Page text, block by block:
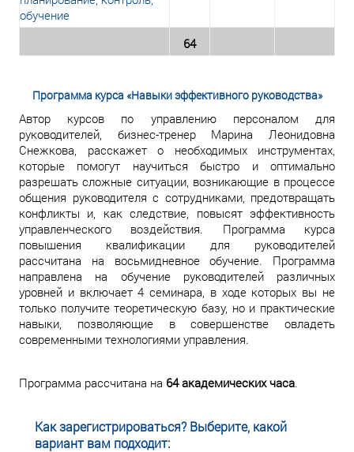
обучение
64
Программа курса «Навыки эффективного руководства»
Автор курсов по управлению персоналом для
руководителей, бизнес-тренер Марина Леонидовна
Снежкова, расскажет о необходимых инструментах,
которые помогут научиться быстро и оптимально
разрешать сложные ситуации, возникающие в процессе
общения руководителя с сотрудниками, предотвращать
конфликты и, как следствие, повысят эффективность
управленческого воздействия. Программа курса
повышения квалификации для руководителей
рассчитана на восьмидневное обучение. Программа
направлена на обучение руководителей различных
уровней и включает 4 семинара, в ходе которых вы не
только получите теоретическую базу, но и практические
навыки, позволяющие в совершенстве овладеть
современными технологиями управления.
Программа рассчитана на 64 академических часа.
Как зарегистрироваться? Выберите, какой
вариант вам подходит: